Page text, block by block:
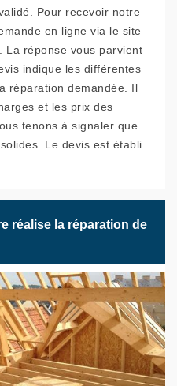
Pour recevoir notre
en ligne via le site
La réponse vous parvient
indique les différentes
réparation demandée. Il
et les prix des
tenons à signaler que
Le devis est établi
réalise la réparation de